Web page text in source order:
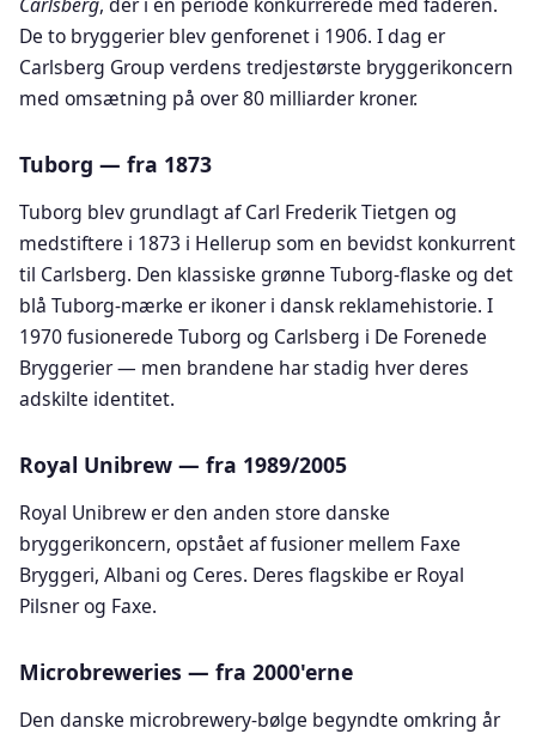
De to bryggerier blev genforenet i 1906. I dag er
Carlsberg Group verdens tredjestørste bryggerikoncern
med omsætning på over 80 milliarder kroner.
Tuborg — fra 1873
Tuborg blev grundlagt af Carl Frederik Tietgen og
medstiftere i 1873 i Hellerup som en bevidst konkurrent
til Carlsberg. Den klassiske grønne Tuborg-flaske og det
blå Tuborg-mærke er ikoner i dansk reklamehistorie. I
1970 fusionerede Tuborg og Carlsberg i De Forenede
Bryggerier — men brandene har stadig hver deres
adskilte identitet.
Royal Unibrew — fra 1989/2005
Royal Unibrew er den anden store danske
bryggerikoncern, opstået af fusioner mellem Faxe
Bryggeri, Albani og Ceres. Deres flagskibe er Royal
Pilsner og Faxe.
Microbreweries — fra 2000'erne
Den danske microbrewery-bølge begyndte omkring år